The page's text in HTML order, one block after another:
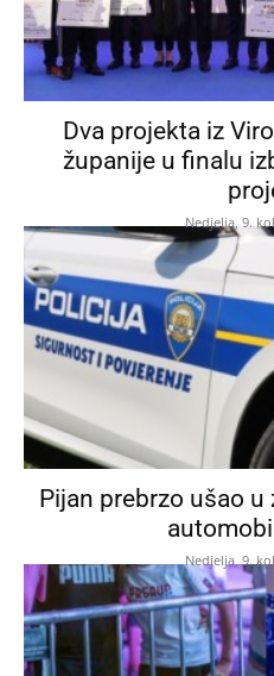
Dva projekta iz
županije u finalu
Nedjelja, 9.
Pijan prebrzo ušao
Nedjelja, 9.